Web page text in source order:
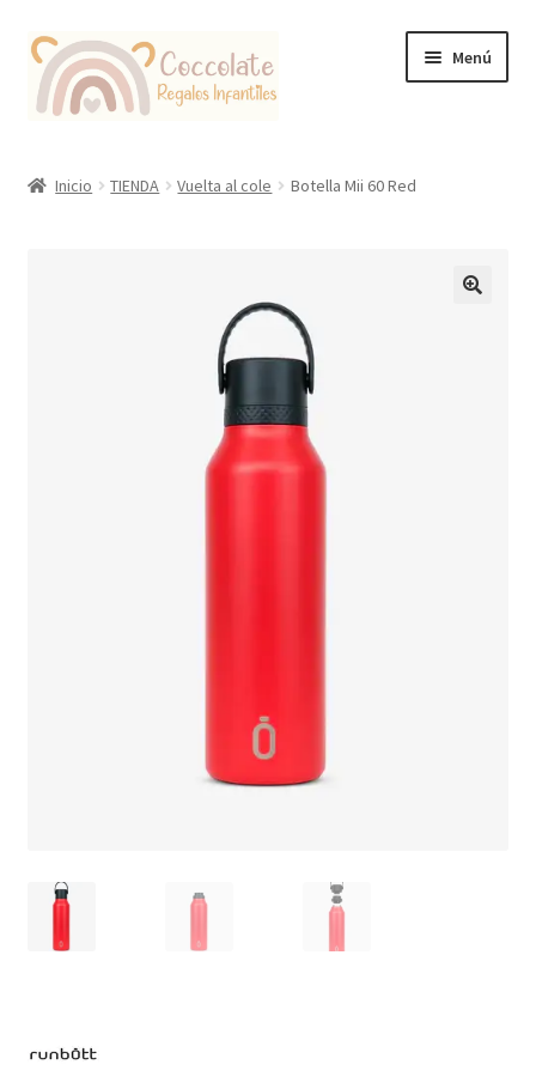
Ir
la
Ir
contenido
Menú
Inicio TIENDA Vuelta al cole Botella Mii 60 Red